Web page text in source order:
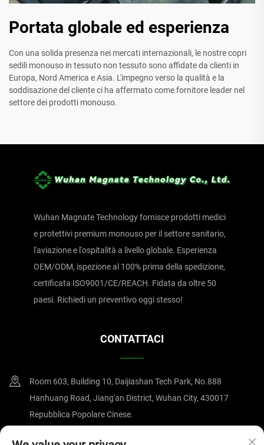
Portata globale ed esperienza
Con una solida presenza nei mercati internazionali, le nostre copri
sedili monouso in tessuto non tessuto sono affidate da clienti in
Europa, Nord America e Asia. L'impegno verso la qualità e la
soddisazione del cliente ci ha affermato come fornitore leader nel
settore dei prodotti monouso.
Wuhan Magnate Technology fornisce prodotti medici
e protettivi premium monouso per il settore sanitario,
l'aviazione e l'ospitalità a livello globale. Esperienza
OEM/ODM, ispezione al 100% prima della spedizione,
certificata ISO9001/CE/REACH. Fidata da oltre 50
paesi. Richiedi un preventivo oggi stesso!
CONTATTACI
Room 603, Building 10, Daijiashan Tech Park, No.888
Hanhuang Road, Jiang'an District, Wuhan City, 430017
Repubblica Popolare Cinese.
+86-15607122519